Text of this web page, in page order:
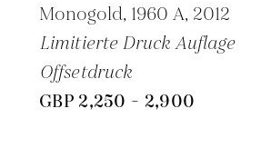
Monogold, 1960 A, 2012
Limitierte Druck Auflage
Offsetdruck
GBP 2,250 - 2,900